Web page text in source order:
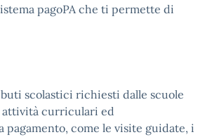
pagoPA che ti permette di
scolastici richiesti dalle scuole
attività curriculari ed
come le visite guidate, i